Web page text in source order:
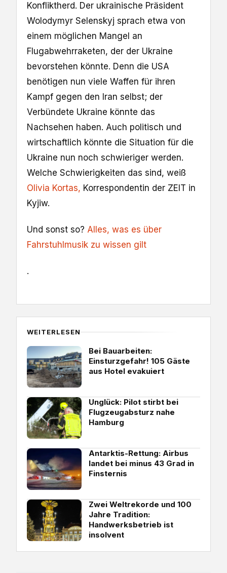
Konfliktherd. Der ukrainische Präsident
Wolodymyr Selenskyj sprach etwa von
einem möglichen Mangel an
Flugabwehrraketen, der der Ukraine
bevorstehen könnte. Denn die USA
benötigen nun viele Waffen für ihren
Kampf gegen den Iran selbst; der
Verbündete Ukraine könnte das
Nachsehen haben. Auch politisch und
wirtschaftlich könnte die Situation für die
Ukraine nun noch schwieriger werden.
Welche Schwierigkeiten das sind, weiß
Olivia Kortas, Korrespondentin der ZEIT in
Kyjiw.
Und sonst so? Alles, was es über
Fahrstuhlmusik zu wissen gilt
.
WEITERLESEN
Bei Bauarbeiten:
Einsturzgefahr! 105 Gäste
aus Hotel evakuiert
Unglück: Pilot stirbt bei
Flugzeugabsturz nahe
Hamburg
Antarktis-Rettung: Airbus
landet bei minus 43 Grad in
Finsternis
Zwei Weltrekorde und 100
Jahre Tradition:
Handwerksbetrieb ist
insolvent